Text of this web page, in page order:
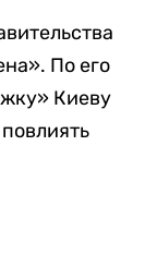
По его
Киеву